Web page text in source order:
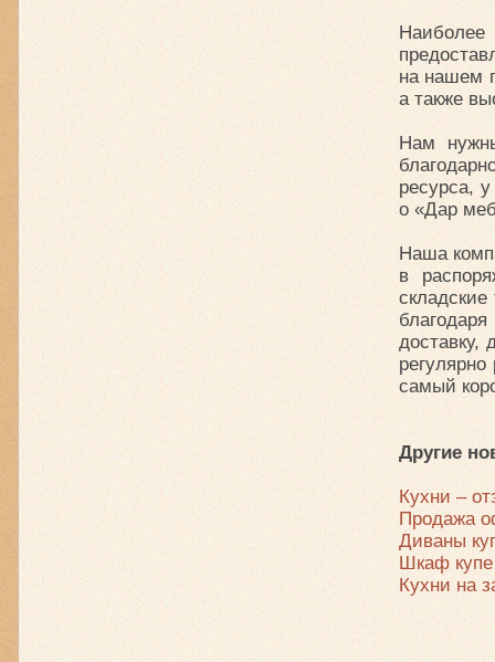
на нашем
а также
Нам
ресурса,
о «Дар
Наша
в
доставку,
самый
Другие
Кухни –
Продажа
Диваны
Шкаф купе
Кухни на